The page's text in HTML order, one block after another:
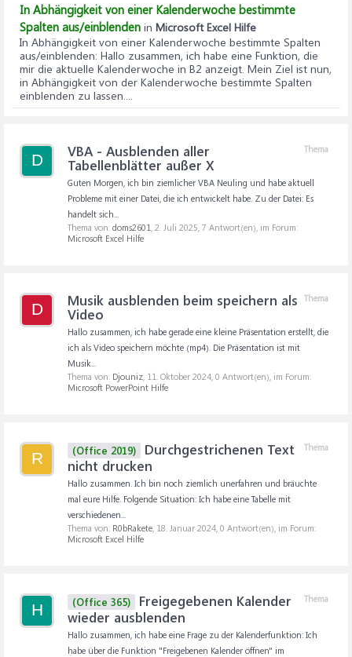
In Abhängigkeit von einer Kalenderwoche bestimmte
Spalten aus/einblenden in Microsoft Excel Hilfe
In Abhängigkeit von einer Kalenderwoche bestimmte Spalten
aus/einblenden: Hallo zusammen, ich habe eine Funktion, die
mir die aktuelle Kalenderwoche in B2 anzeigt. Mein Ziel ist nun,
in Abhängigkeit von der Kalenderwoche bestimmte Spalten
einblenden zu lassen....
D
Thema
VBA - Ausblenden aller
Tabellenblätter außer X
Guten Morgen, ich bin ziemlicher VBA Neuling und habe aktuell
Probleme mit einer Datei, die ich entwickelt habe. Zu der Datei: Es
handelt sich...
Thema von: doms2601 2. Juli 2025 , 7 Antwort(en), im Forum:
Microsoft Excel Hilfe
D
Thema
Musik ausblenden beim speichern als
Video
Hallo zusammen, ich habe gerade eine kleine Präsentation erstellt, die
ich als Video speichern möchte (mp4). Die Präsentation ist mit
Musik...
Thema von: Djouniz 11. Oktober 2024 , 0 Antwort(en), im Forum:
Microsoft PowerPoint Hilfe
R
Thema
(Office 2019)
Durchgestrichenen Text
nicht drucken
Hallo zusammen. Ich bin noch ziemlich unerfahren und bräuchte
mal eure Hilfe. Folgende Situation: Ich habe eine Tabelle mit
verschiedenen...
Thema von: R0bRakete 18. Januar 2024 , 0 Antwort(en), im Forum:
Microsoft Excel Hilfe
H
Thema
(Office 365)
Freigegebenen Kalender
wieder ausblenden
Hallo zusammen, ich habe eine Frage zu der Kalenderfunktion: Ich
habe über die Funktion "Freigebenen Kalender öffnen" im